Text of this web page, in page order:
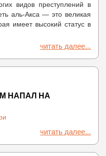
видов преступлений в
аль-Акса — это великая
имеет высокий статус в
читать далее...
НАПАЛ НА
читать далее...